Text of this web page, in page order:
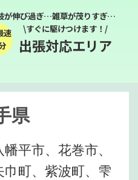
が伸び過ぎ…雑草が茂りすぎ…
速
\すぐに駆けつけます！/
出張対応エリア
県
平市、花巻市、
町、紫波町、雫